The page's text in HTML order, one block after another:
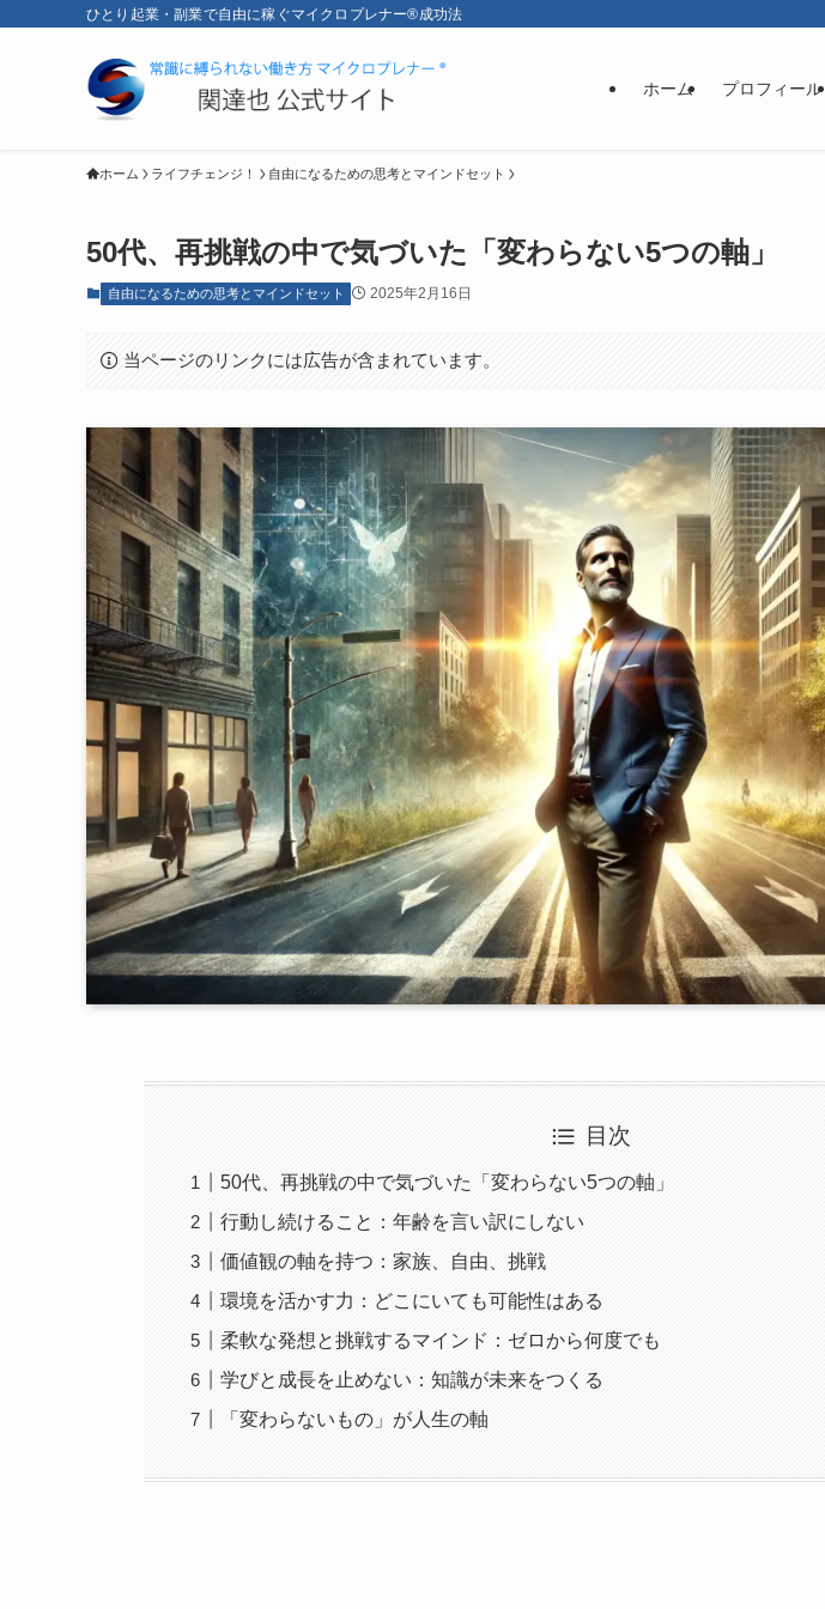
ひとり起業・副業で自由に稼ぐマイクロプレナー®成功法
ホーム プロフィール
ホーム ライフチェンジ！ 自由になるための思考とマインドセット
50代、再挑戦の中で気づいた「変わらない5つの軸」
自由になるための思考とマインドセット 2025年2月16日
当ページのリンクには広告が含まれています。
目次
50代、再挑戦の中で気づいた「変わらない5つの軸」
行動し続けること：年齢を言い訳にしない
価値観の軸を持つ：家族、自由、挑戦
環境を活かす力：どこにいても可能性はある
柔軟な発想と挑戦するマインド：ゼロから何度でも
学びと成長を止めない：知識が未来をつくる
「変わらないもの」が人生の軸